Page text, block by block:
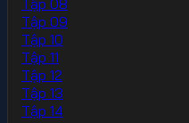
Tập 09
Tập 10
Tập 11
Tập 12
Tập 13
Tập 14